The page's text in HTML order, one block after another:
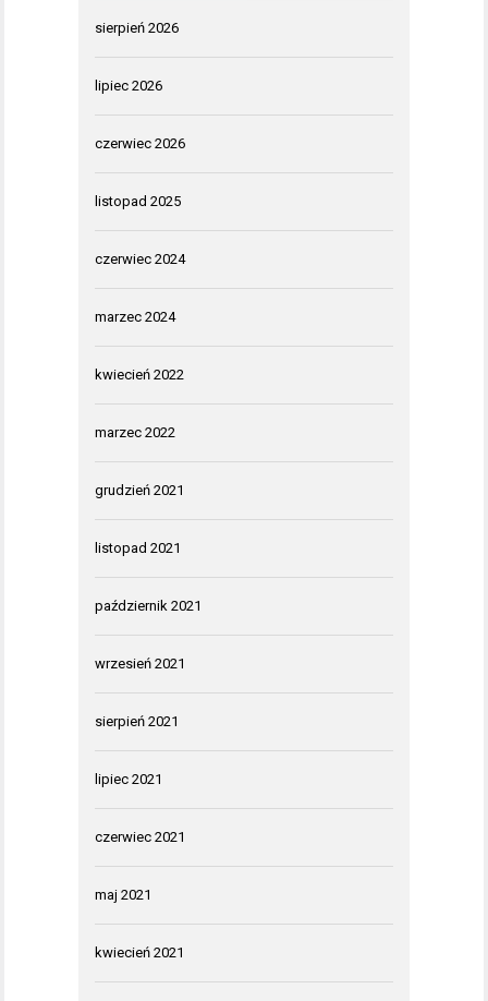
sierpień 2026
lipiec 2026
czerwiec 2026
listopad 2025
czerwiec 2024
marzec 2024
kwiecień 2022
marzec 2022
grudzień 2021
listopad 2021
październik 2021
wrzesień 2021
sierpień 2021
lipiec 2021
czerwiec 2021
maj 2021
kwiecień 2021